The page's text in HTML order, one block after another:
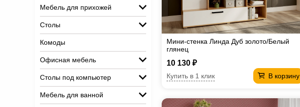
Мебель для прихожей
Столы
Комоды
Офисная мебель
Столы под компьютер
Мебель для ванной
Мини-стенка Линда Дуб золото/Белый
глянец
10 130 ₽
В корзину
Купить в 1 клик